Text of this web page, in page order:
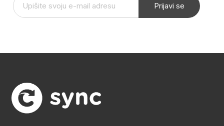
Prijavi se